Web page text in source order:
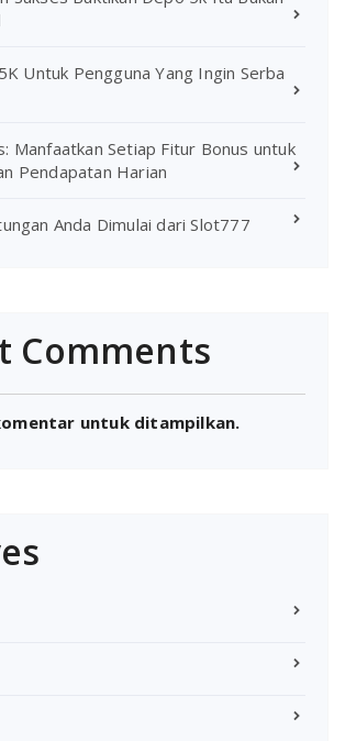
Untuk Pengguna Yang Ingin Serba
Manfaatkan Setiap Fitur Bonus untuk
Pendapatan Harian
Anda Dimulai dari Slot777
Comments
untuk ditampilkan.